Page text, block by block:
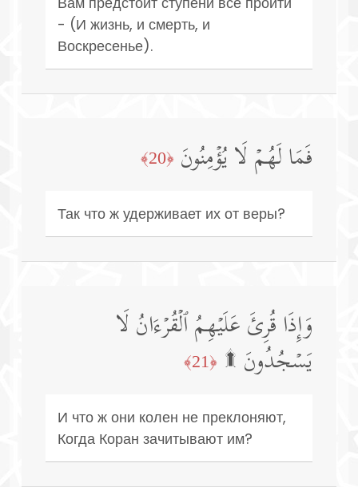
- (И жизнь, и смерть, и
Воскресенье).
فَمَا لَهُمۡ لَا یُؤۡمِنُونَ ﴿20﴾
Так что ж удерживает их от веры?
وَإِذَا قُرِئَ عَلَیۡهِمُ ٱلۡقُرۡءَانُ لَا
یَسۡجُدُونَ ۩ ﴿21﴾
И что ж они колен не преклоняют,
Когда Коран зачитывают им?